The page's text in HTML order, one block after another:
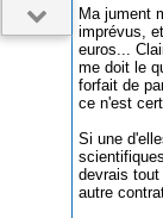
Ma jument
imprévus,
euros...
me doit le
forfait de
ce n'est
Si une
devrais
autre